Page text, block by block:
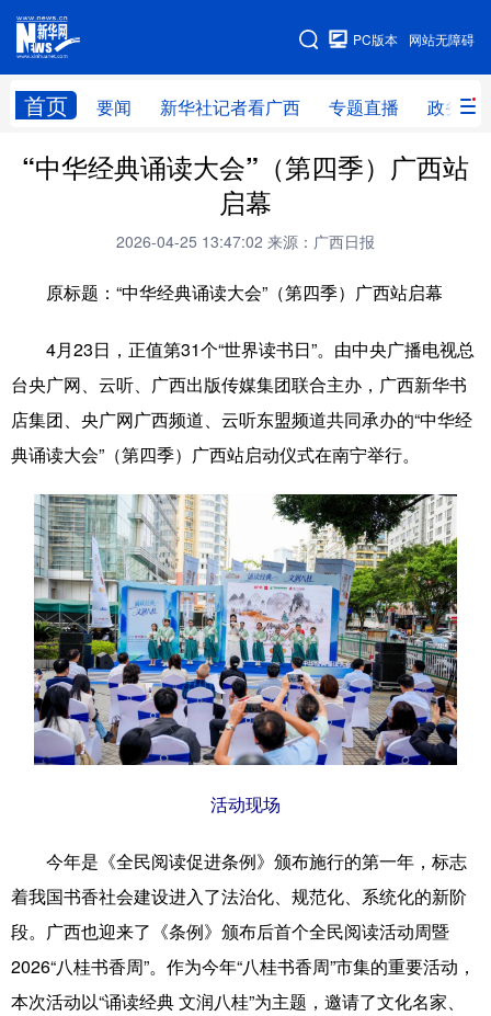
网站无障碍
PC版本
首页 要闻 新华社记者看广西 专题直播 政务信
网站地图
广西频道
新华社记者
新华网导航
学习进行时 高层 时政 人事
国际 财经 网评 港澳
科技 科普 体育 文化
健康 军事 访谈 视频
图片 中央文件 金融 汽车
食品 人居 信息化 乡村振兴
溯源中国 城市 旅游 能源
会展 彩票 娱乐 时尚
亚太网 上市公司 文化产业
地方频道
北京 天津 河北 山西
“中华经典诵读大会”（第四季）广西站
启幕
2026-04-25 13:47:02 来源：广西日报
原标题：“中华经典诵读大会”（第四季）广西站启幕
4月23日，正值第31个“世界读书日”。由中央广播电视总
台央广网、云听、广西出版传媒集团联合主办，广西新华书
店集团、央广网广西频道、云听东盟频道共同承办的“中华经
典诵读大会”（第四季）广西站启动仪式在南宁举行。
活动现场
今年是《全民阅读促进条例》颁布施行的第一年，标志
着我国书香社会建设进入了法治化、规范化、系统化的新阶
段。广西也迎来了《条例》颁布后首个全民阅读活动周暨
2026“八桂书香周”。作为今年“八桂书香周”市集的重要活动，
本次活动以“诵读经典 文润八桂”为主题，邀请了文化名家、